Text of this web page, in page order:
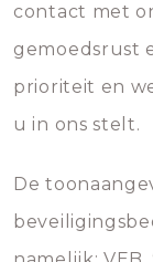
contact met
gemoedsrust
prioriteit en
u in ons stelt.
De